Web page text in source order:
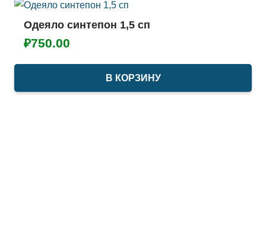
Одеяло синтепон 1,5 сп
₽750.00
В КОРЗИНУ